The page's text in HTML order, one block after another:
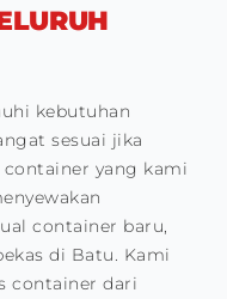
kebutuhan
sesuai jika
yang kami
container baru,
di Batu. Kami
container dari